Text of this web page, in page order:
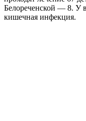
Белореченской — 8. У
кишечная инфекция.